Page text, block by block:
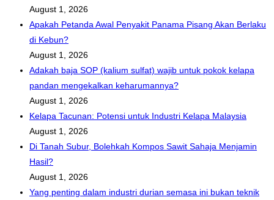
komersial
?
August 1, 2026
Apakah Petanda Awal Penyakit Panama Pisang Akan Berlaku
di Kebun?
August 1, 2026
Adakah baja SOP (kalium sulfat) wajib untuk pokok kelapa
pandan mengekalkan keharumannya?
August 1, 2026
Kelapa Tacunan: Potensi untuk Industri Kelapa Malaysia
August 1, 2026
Di Tanah Subur, Bolehkah Kompos Sawit Sahaja Menjamin
Hasil?
August 1, 2026
Yang penting dalam industri durian semasa ini bukan teknik